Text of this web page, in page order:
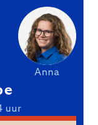
Anna
uur